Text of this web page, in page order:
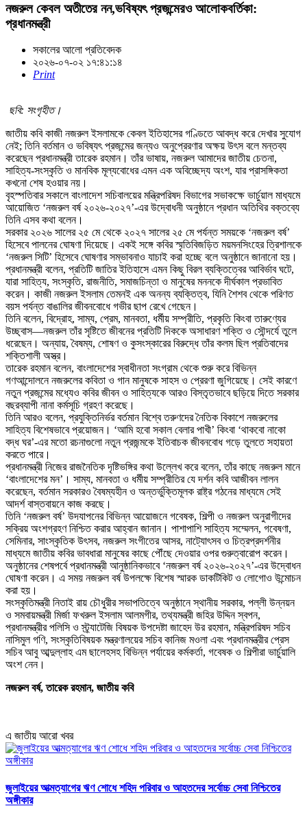
নজরুল কেবল অতীতের নন,ভবিষ্যৎ প্রজন্মেরও আলোকবর্তিকা:
প্রধানমন্ত্রী
সকালের আলো প্রতিবেদক
২০২৬-০৭-০২ ১৭:৪১:১৪
Print
ছবি: সংগৃহীত।
জাতীয় কবি কাজী নজরুল ইসলামকে কেবল ইতিহাসের গণ্ডিতে আবদ্ধ করে দেখার সুযোগ
নেই; তিনি বর্তমান ও ভবিষ্যৎ প্রজন্মের জন্যও অনুপ্রেরণার অক্ষয় উৎস বলে মন্তব্য
করেছেন প্রধানমন্ত্রী তারেক রহমান। তাঁর ভাষায়, নজরুল আমাদের জাতীয় চেতনা,
সাহিত্য-সংস্কৃতি ও মানবিক মূল্যবোধের এমন এক অবিচ্ছেদ্য অংশ, যার প্রাসঙ্গিকতা
কখনো শেষ হওয়ার নয়।
বৃহস্পতিবার সকালে বাংলাদেশ সচিবালয়ের মন্ত্রিপরিষদ বিভাগের সভাকক্ষে ভার্চুয়াল মাধ্যমে
আয়োজিত ‘নজরুল বর্ষ ২০২৬-২০২৭’-এর উদ্বোধনী অনুষ্ঠানে প্রধান অতিথির বক্তব্যে
তিনি এসব কথা বলেন।
সরকার ২০২৬ সালের ২৫ মে থেকে ২০২৭ সালের ২৫ মে পর্যন্ত সময়কে ‘নজরুল বর্ষ’
হিসেবে পালনের ঘোষণা দিয়েছে। একই সঙ্গে কবির স্মৃতিবিজড়িত ময়মনসিংহের ত্রিশালকে
‘নজরুল সিটি’ হিসেবে ঘোষণার সম্ভাবনাও যাচাই করা হচ্ছে বলে অনুষ্ঠানে জানানো হয়।
প্রধানমন্ত্রী বলেন, প্রতিটি জাতির ইতিহাসে এমন কিছু বিরল ব্যক্তিত্বের আবির্ভাব ঘটে,
যারা সাহিত্য, সংস্কৃতি, রাজনীতি, সমাজচিন্তা ও মানুষের মননকে দীর্ঘকাল প্রভাবিত
করেন। কাজী নজরুল ইসলাম তেমনই এক অনন্য ব্যক্তিত্ব, যিনি শৈশব থেকে পরিণত
বয়স পর্যন্ত বাঙালির জীবনবোধে গভীর ছাপ রেখে গেছেন।
তিনি বলেন, বিদ্রোহ, সাম্য, প্রেম, মানবতা, ধর্মীয় সম্প্রীতি, প্রকৃতি কিংবা তারুণ্যের
উচ্ছ্বাস—নজরুল তাঁর সৃষ্টিতে জীবনের প্রতিটি দিককে অসাধারণ শক্তি ও সৌন্দর্যে তুলে
ধরেছেন। অন্যায়, বৈষম্য, শোষণ ও কুসংস্কারের বিরুদ্ধে তাঁর কলম ছিল প্রতিবাদের
শক্তিশালী অস্ত্র।
তারেক রহমান বলেন, বাংলাদেশের স্বাধীনতা সংগ্রাম থেকে শুরু করে বিভিন্ন
গণআন্দোলনে নজরুলের কবিতা ও গান মানুষকে সাহস ও প্রেরণা জুগিয়েছে। সেই কারণে
নতুন প্রজন্মের মধ্যেও কবির জীবন ও সাহিত্যকে আরও বিস্তৃতভাবে ছড়িয়ে দিতে সরকার
বছরব্যাপী নানা কর্মসূচি গ্রহণ করেছে।
তিনি আরও বলেন, প্রযুক্তিনির্ভর বর্তমান বিশ্বে তরুণদের নৈতিক বিকাশে নজরুলের
সাহিত্য বিশেষভাবে প্রয়োজন। ‘আমি হবো সকাল বেলার পাখী’ কিংবা ‘থাকবো নাকো
বদ্ধ ঘর’-এর মতো রচনাগুলো নতুন প্রজন্মকে ইতিবাচক জীবনবোধ গড়ে তুলতে সহায়তা
করতে পারে।
প্রধানমন্ত্রী নিজের রাজনৈতিক দৃষ্টিভঙ্গির কথা উল্লেখ করে বলেন, তাঁর কাছে নজরুল মানে
‘বাংলাদেশের মন’। সাম্য, মানবতা ও ধর্মীয় সম্প্রীতির যে দর্শন কবি আজীবন লালন
করেছেন, বর্তমান সরকারও বৈষম্যহীন ও অন্তর্ভুক্তিমূলক রাষ্ট্র গঠনের মাধ্যমে সেই
আদর্শ বাস্তবায়নে কাজ করছে।
তিনি ‘নজরুল বর্ষ’ উদযাপনের বিভিন্ন আয়োজনে গবেষক, শিল্পী ও নজরুল অনুরাগীদের
সক্রিয় অংশগ্রহণ নিশ্চিত করার আহ্বান জানান। পাশাপাশি সাহিত্য সম্মেলন, গবেষণা,
সেমিনার, সাংস্কৃতিক উৎসব, নজরুল সংগীতের আসর, নাট্যোৎসব ও চিত্রপ্রদর্শনীর
মাধ্যমে জাতীয় কবির ভাবধারা মানুষের কাছে পৌঁছে দেওয়ার ওপর গুরুত্বারোপ করেন।
অনুষ্ঠানের শেষপর্বে প্রধানমন্ত্রী আনুষ্ঠানিকভাবে ‘নজরুল বর্ষ ২০২৬-২০২৭’-এর উদ্বোধন
ঘোষণা করেন। এ সময় নজরুল বর্ষ উপলক্ষে বিশেষ স্মারক ডাকটিকিট ও লোগোও উন্মোচন
করা হয়।
সংস্কৃতিমন্ত্রী নিতাই রায় চৌধুরীর সভাপতিত্বে অনুষ্ঠানে স্থানীয় সরকার, পল্লী উন্নয়ন
ও সমবায়মন্ত্রী মির্জা ফখরুল ইসলাম আলমগীর, তথ্যমন্ত্রী জহির উদ্দিন স্বপন,
প্রধানমন্ত্রীর পলিসি ও স্ট্র্যাটেজি বিষয়ক উপদেষ্টা জাহেদ উর রহমান, মন্ত্রিপরিষদ সচিব
নাসিমুল গণি, সংস্কৃতিবিষয়ক মন্ত্রণালয়ের সচিব কানিজ মওলা এবং প্রধানমন্ত্রীর প্রেস
সচিব আবু আব্দুল্লাহ এম ছালেহসহ বিভিন্ন পর্যায়ের কর্মকর্তা, গবেষক ও শিল্পীরা ভার্চুয়ালি
অংশ নেন।
নজরুল বর্ষ, তারেক রহমান, জাতীয় কবি
এ জাতীয় আরো খবর
জুলাইয়ের আত্মত্যাগের ঋণ শোধে শহিদ পরিবার ও আহতদের সর্বোচ্চ সেবা নিশ্চিতের
অঙ্গীকার